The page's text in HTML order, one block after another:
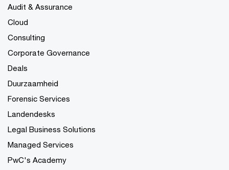
Audit & Assurance
Cloud
Consulting
Corporate Governance
Deals
Duurzaamheid
Forensic Services
Landendesks
Legal Business Solutions
Managed Services
PwC's Academy